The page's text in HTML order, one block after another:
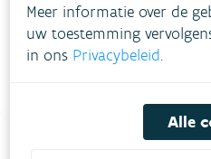
oplossen in het water.
van het water drinkt.
Meer informatie over de
uw toestemming
in ons Privacybeleid.
Alle